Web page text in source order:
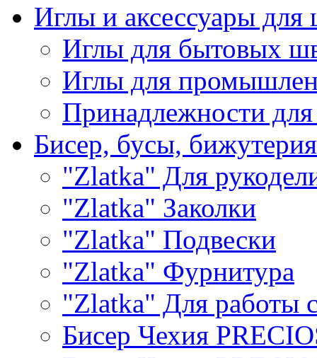
Иглы и аксессуары
Иглы для бытовых
Иглы для
Принадлежности
Бисер, бусы, бижутерия
"Zlatka" Для
"Zlatka" Заколки
"Zlatka" Подвески
"Zlatka" Фурнитура
"Zlatka" Для работы
Бисер Чехия